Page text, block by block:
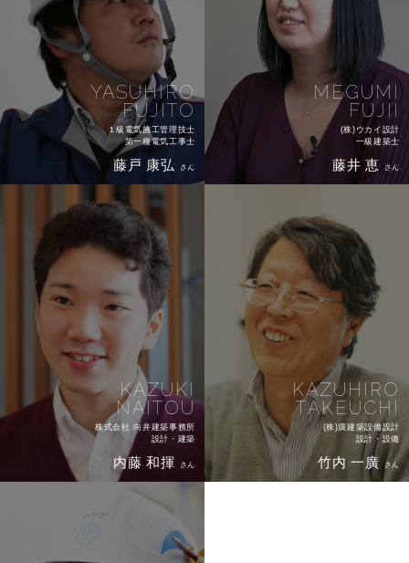
YASUHIRO
FUJITO
１級電気施工管理技士
第一種電気工事士
藤戸 康弘 さん
MEGUMI
FUJII
(株)ウカイ設計
一級建築士
藤井 恵 さん
KAZUKI
NAITOU
株式会社 向井建築事務所
設計・建築
内藤 和揮 さん
KAZUHIRO
TAKEUCHI
(株)廣建築設備設計
設計・設備
竹内 一廣 さん